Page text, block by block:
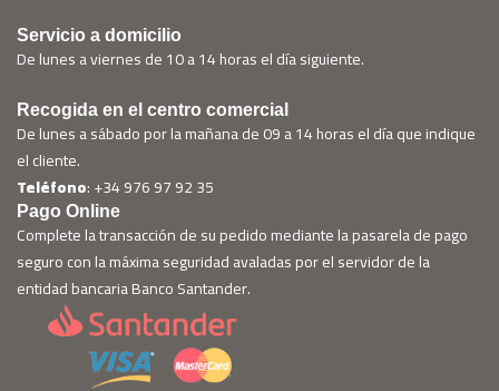
Servicio a domicilio
De lunes a viernes de 10 a 14 horas el día siguiente.
Recogida en el centro comercial
De lunes a sábado por la mañana de 09 a 14 horas el día que indique
el cliente.
Teléfono: +34 976 97 92 35
Pago Online
Complete la transacción de su pedido mediante la pasarela de pago
seguro con la máxima seguridad avaladas por el servidor de la
entidad bancaria Banco Santander.